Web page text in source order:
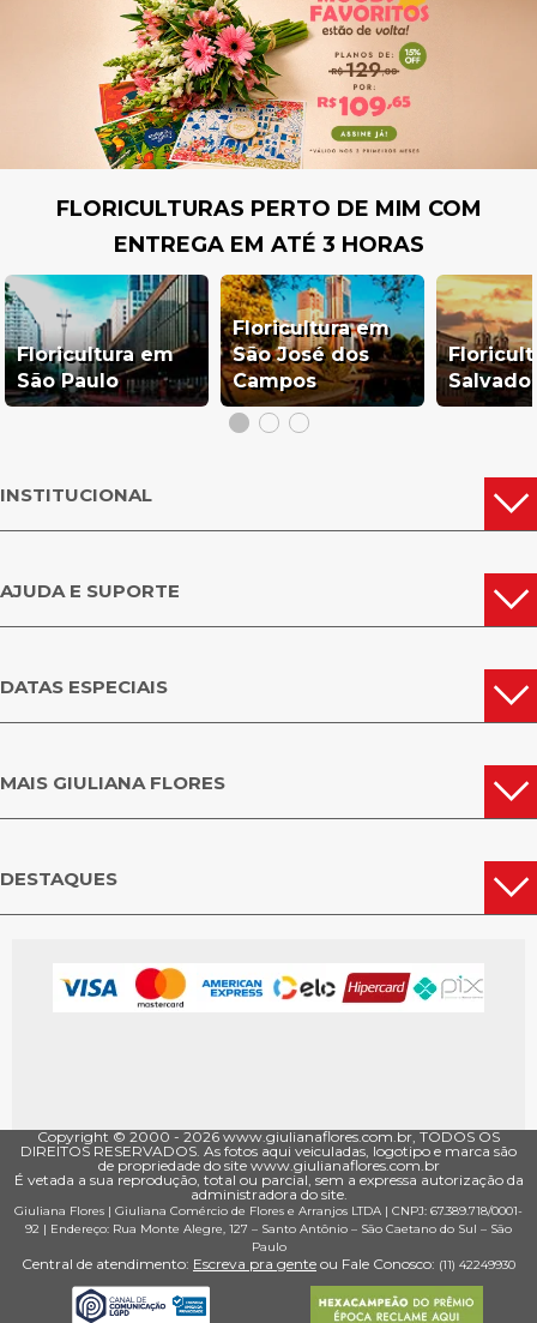
FLORICULTURAS PERTO DE MIM COM
ENTREGA EM ATÉ 3 HORAS
Floricultura em
São Paulo
Floricultura em
São José dos
Campos
INSTITUCIONAL
AJUDA E SUPORTE
DATAS ESPECIAIS
MAIS GIULIANA FLORES
DESTAQUES
Copyright © 2000 - ­2026 www.giulianaflores.com.br, TODOS OS
DIREITOS RESERVADOS. As fotos aqui veiculadas, logotipo e marca são
de propriedade do site www.giulianaflores.com.br
É vetada a sua reprodução, total ou parcial, sem a expressa autorização da
administradora do site.
Giuliana Flores | Giuliana Comércio de Flores e Arranjos LTDA | CNPJ: 67.389.718/0001­
92 | Endereço: Rua Monte Alegre, 127 – Santo Antônio – São Caetano do Sul – São
Paulo
Central de atendimento: Escreva pra gente ou Fale Conosco: (11) 4224­9930